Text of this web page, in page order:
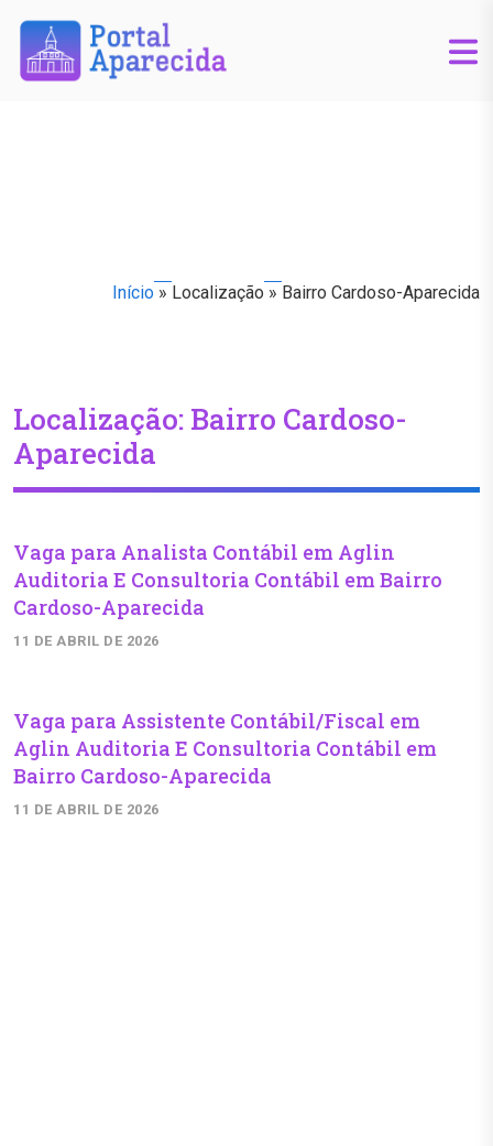
Início » Localização » Bairro Cardoso-Aparecida
Localização: Bairro Cardoso-
Aparecida
Vaga para Analista Contábil em Aglin
Auditoria E Consultoria Contábil em Bairro
Cardoso-Aparecida
11 DE ABRIL DE 2026
Vaga para Assistente Contábil/Fiscal em
Aglin Auditoria E Consultoria Contábil em
Bairro Cardoso-Aparecida
11 DE ABRIL DE 2026